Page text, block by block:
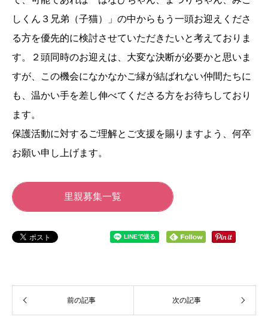
しくん３兄弟（子猫）」の中からもう一頭お迎えくださ
る方を優先的に検討させていただきたいと考えておりま
す。２頭同時のお迎えは、大変な決断が必要かと思いま
すが、この機会になかなかご縁が結ばれない仲間たちに
も、温かい手を差し伸べてくださる方をお待ちしており
ます。
保護活動に対するご理解とご支援を賜りますよう、何卒
お願い申し上げます。
里親募集一覧
前の記事 次の記事